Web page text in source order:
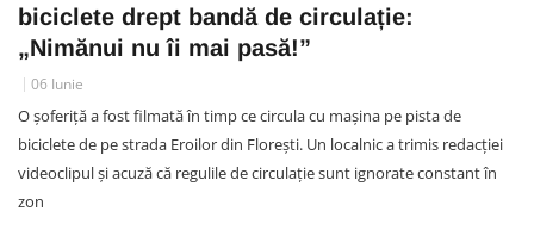
biciclete drept bandă de circulație:
„Nimănui nu îi mai pasă!”
06 Iunie
O șoferiță a fost filmată în timp ce circula cu mașina pe pista de
biciclete de pe strada Eroilor din Florești. Un localnic a trimis redacției
videoclipul și acuză că regulile de circulație sunt ignorate constant în
zon